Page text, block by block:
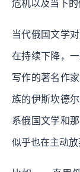
危机以及当下的
当代俄国文学
在持续下降，
写作的著名作
族的伊斯坎德
系俄国文学和
似乎也在主动放